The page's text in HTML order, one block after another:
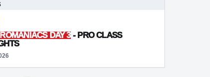
ROMANIACS DAY 3- PRO CLASS